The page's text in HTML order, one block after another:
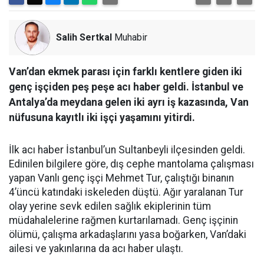
Salih Sertkal Muhabir
Van’dan ekmek parası için farklı kentlere giden iki
genç işçiden peş peşe acı haber geldi. İstanbul ve
Antalya’da meydana gelen iki ayrı iş kazasında, Van
nüfusuna kayıtlı iki işçi yaşamını yitirdi.
İlk acı haber İstanbul’un Sultanbeyli ilçesinden geldi.
Edinilen bilgilere göre, dış cephe mantolama çalışması
yapan Vanlı genç işçi Mehmet Tur, çalıştığı binanın
4’üncü katındaki iskeleden düştü. Ağır yaralanan Tur
olay yerine sevk edilen sağlık ekiplerinin tüm
müdahalelerine rağmen kurtarılamadı. Genç işçinin
ölümü, çalışma arkadaşlarını yasa boğarken, Van’daki
ailesi ve yakınlarına da acı haber ulaştı.